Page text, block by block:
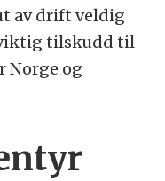
av drift veldig
tilskudd til
Norge og